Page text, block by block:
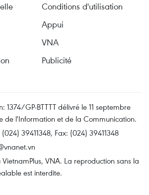
Conditions d'utilisation
Appui
VNA
Publicité
1374/GP-BTTTT délivré le 11 septembre
de l'Information et de la Communication.
39411348, Fax: (024) 39411348
VNA. La reproduction sans la
est interdite.